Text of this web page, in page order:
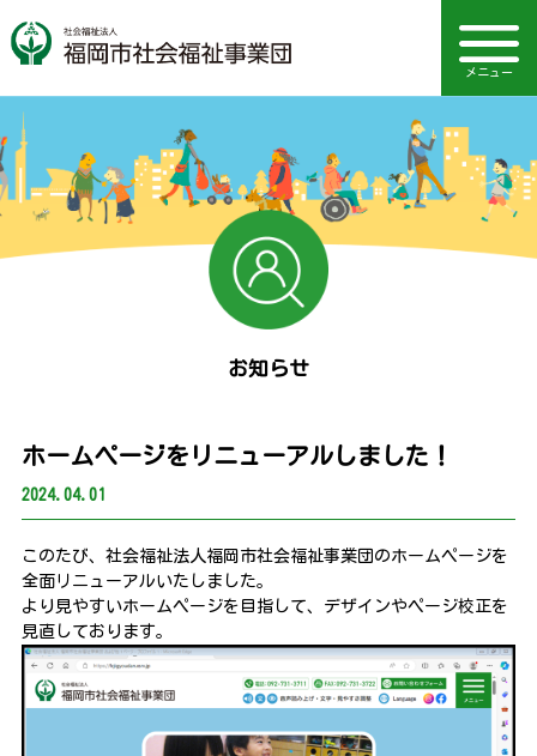
メニュー
TOPページ
事業団概要
運営施設一覧
動画で知る
アクセス・交通案内
音声読み上げ・文字・見やすさ調整
Language
電話：092-731-3711
お知らせ
ホームページをリニューアルしました！
2024.04.01
このたび、社会福祉法人福岡市社会福祉事業団のホームページを
全面リニューアルいたしました。
より見やすいホームページを目指して、デザインやページ校正を
見直しております。